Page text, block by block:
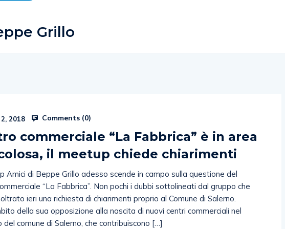
Grillo
2018 Comments (0)
commerciale “La Fabbrica” è in area
il meetup chiede chiarimenti
Amici di Beppe Grillo adesso scende in campo sulla questione del
“La Fabbrica”. Non pochi i dubbi sottolineati dal gruppo che
ieri una richiesta di chiarimenti proprio al Comune di Salerno.
della sua opposizione alla nascita di nuovi centri commerciali nel
del comune di Salerno, che contribuiscono […]